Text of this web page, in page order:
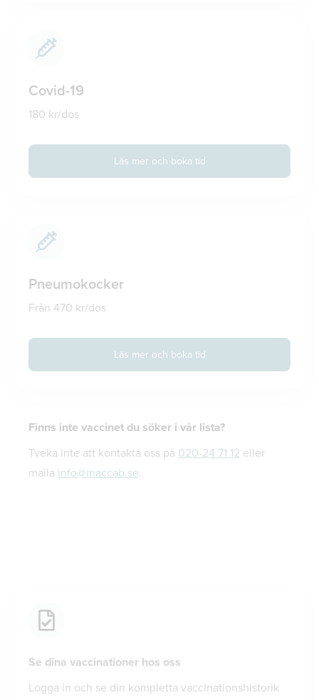
Covid-19
180 kr/dos
Läs mer och boka tid
Pneumokocker
Från 470 kr/dos
Läs mer och boka tid
Finns inte vaccinet du söker i vår lista?
Tveka inte att kontakta oss på 020-24 71 12 eller
maila info@maccab.se.
Se dina vaccinationer hos oss
Logga in och se din kompletta vaccinationshistorik